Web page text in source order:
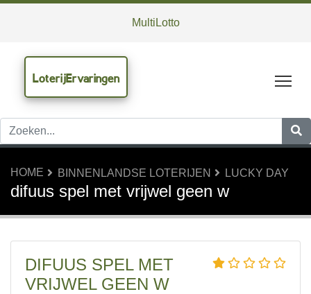
MultiLotto
LoterijErvaringen
HOME BINNENLANDSE LOTERIJEN LUCKY DAY
difuus spel met vrijwel geen w
DIFUUS SPEL MET
VRIJWEL GEEN W